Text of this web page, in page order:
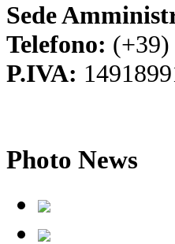
Sede
Telefono: (+39)
P.IVA:
Photo News